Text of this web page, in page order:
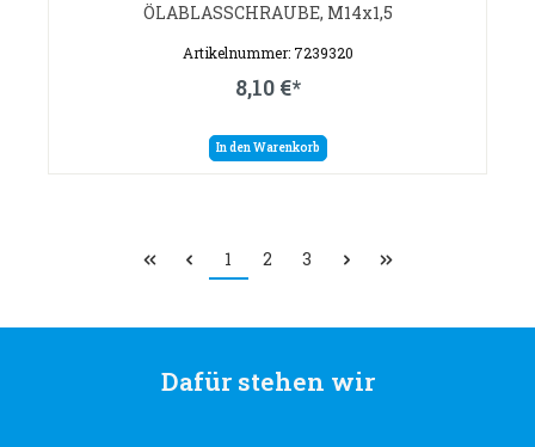
ÖLABLASSCHRAUBE, M14x1,5
Artikelnummer: 7239320
8,10 €*
In den Warenkorb
1 2 3
Dafür stehen wir